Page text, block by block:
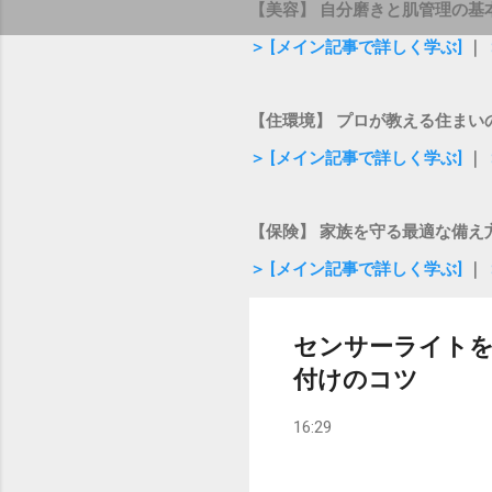
【美容】 自分磨きと肌管理の基
＞ [メイン記事で詳しく学ぶ]
【住環境】 プロが教える住まい
＞ [メイン記事で詳しく学ぶ]
【保険】 家族を守る最適な備え
＞ [メイン記事で詳しく学ぶ]
センサーライト
付けのコツ
16:29